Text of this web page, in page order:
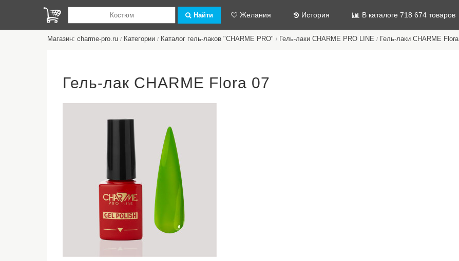
Найти Желания История В каталоге 718 674 товаров
Магазин: charme-pro.ru / Категории / Каталог гель-лаков "CHARME PRO" / Гель-лаки CHARME PRO LINE / Гель-лаки CHARMЕ Flora
Гель-лак CHARME Flora 07